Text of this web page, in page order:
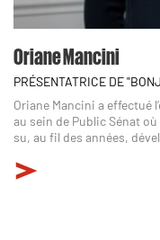
Oriane Mancini
PRÉSENTATRICE DE
Oriane Mancini a effectué
au sein de Public Sénat
su, au fil des années,